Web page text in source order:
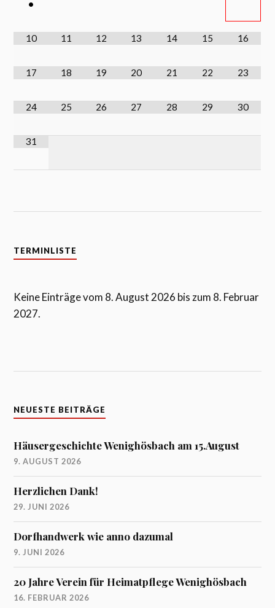
•
10 11 12 13 14 15 16
17 18 19 20 21 22 23
24 25 26 27 28 29 30
31
TERMINLISTE
Keine Einträge vom 8. August 2026 bis zum 8. Februar
2027.
NEUESTE BEITRÄGE
Häusergeschichte Wenighösbach am 15.August
9. AUGUST 2026
Herzlichen Dank!
29. JUNI 2026
Dorfhandwerk wie anno dazumal
9. JUNI 2026
20 Jahre Verein für Heimatpflege Wenighösbach
16. FEBRUAR 2026